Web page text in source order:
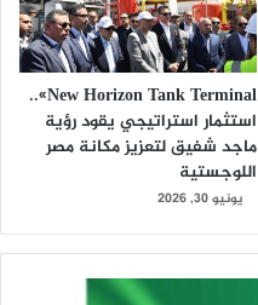
New Horizon Tank Terminal»..
استثمار استراتيجي يقود رؤية
ماجد شفيق لتعزيز مكانة مصر
اللوجستية
يونيو 30, 2026